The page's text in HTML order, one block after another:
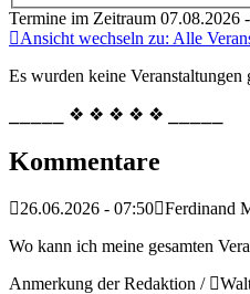
Termine im Zeitraum 07.08.2026
Ansicht wechseln zu: Alle
Es wurden keine
⎯⎯⎯⎯⎯ ❖ ❖ ❖ ❖ ❖ ⎯⎯⎯⎯⎯
Kommentare
26.06.2026 - 07:50 Ferdinand
Wo kann ich meine gesamten
Anmerkung der Redaktion /